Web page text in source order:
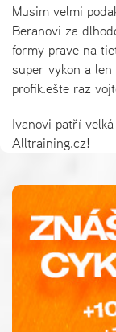
Musim velmi
Beranovi za
formy prave na
super vykon a
profik.ešte raz
Ivanovi patří
Alltraining.cz!